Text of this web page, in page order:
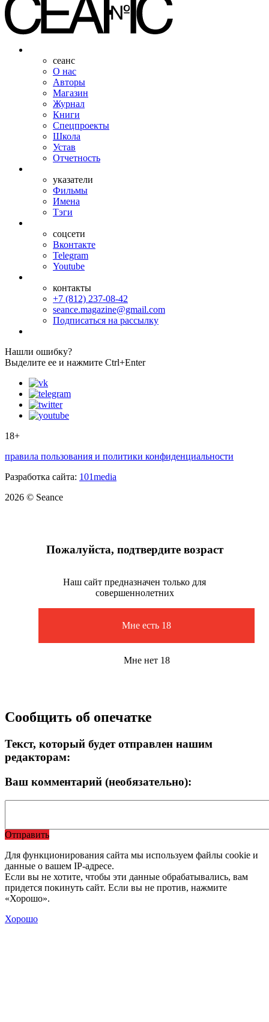
сеанс
О нас
Авторы
Магазин
Журнал
Книги
Спецпроекты
Школа
Устав
Отчетность
указатели
Фильмы
Имена
Тэги
соцсети
Вконтакте
Telegram
Youtube
контакты
+7 (812) 237-08-42
seance.magazine@gmail.com
Подписаться на рассылку
Нашли ошибку?
Выделите ее и нажмите Ctrl+Enter
18+
правила пользования и политики конфиденциальности
Разработка сайта: 101media
2026 © Seance
Пожалуйста, подтвердите возраст
Наш сайт предназначен только для
совершеннолетних
Мне есть 18
Мне нет 18
Сообщить об опечатке
Текст, который будет отправлен нашим
редакторам:
Ваш комментарий (необязательно):
Отправить
Для функционирования сайта мы используем файлы cookie и
данные о вашем IP-адресе.
Если вы не хотите, чтобы эти данные обрабатывались, вам
придется покинуть сайт. Если вы не против, нажмите
«Хорошо».
Хорошо